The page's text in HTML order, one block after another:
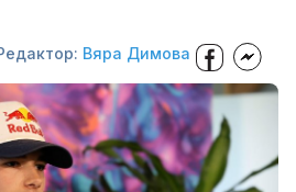
Вяра Димова